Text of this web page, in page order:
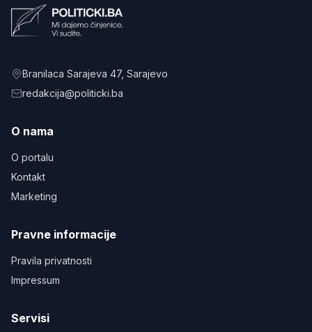
Branilaca Sarajeva 47, Sarajevo
redakcija@politicki.ba
O nama
O portalu
Kontakt
Marketing
Pravne informacije
Pravila privatnosti
Impressum
Servisi